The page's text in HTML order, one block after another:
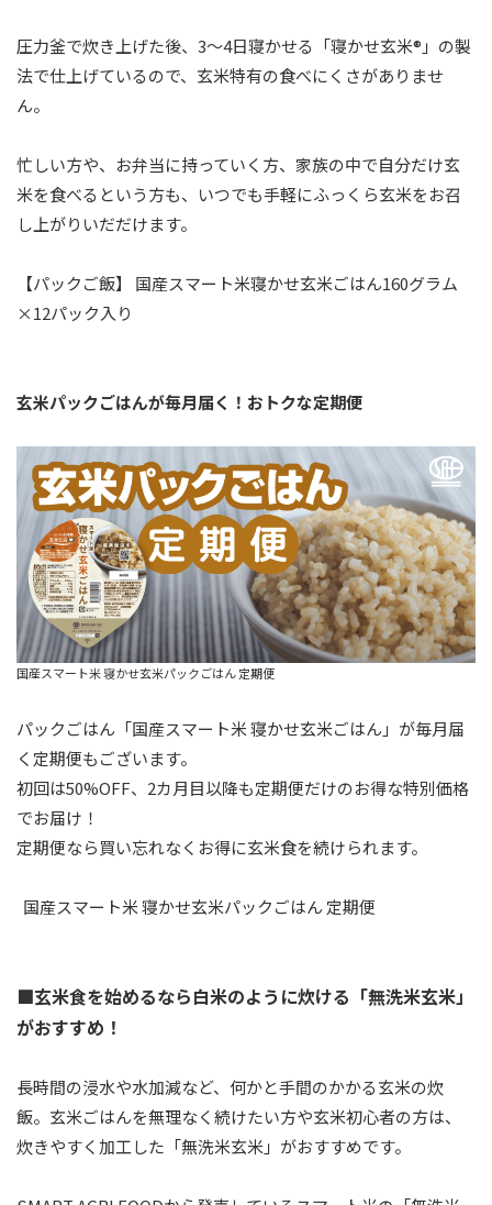
圧力釜で炊き上げた後、3～4日寝かせる「寝かせ玄米®」の製
法で仕上げているので、玄米特有の食べにくさがありませ
ん。
忙しい方や、お弁当に持っていく方、家族の中で自分だけ玄
米を食べるという方も、いつでも手軽にふっくら玄米をお召
し上がりいだだけます。
【パックご飯】 国産スマート米寝かせ玄米ごはん160グラム
×12パック入り
玄米パックごはんが毎月届く！おトクな定期便
国産スマート米 寝かせ玄米パックごはん 定期便
パックごはん「国産スマート米 寝かせ玄米ごはん」が毎月届
く定期便もございます。
初回は50%OFF、2カ月目以降も定期便だけのお得な特別価格
でお届け！
定期便なら買い忘れなくお得に玄米食を続けられます。
国産スマート米 寝かせ玄米パックごはん 定期便
■玄米食を始めるなら白米のように炊ける「無洗米玄米」
がおすすめ！
長時間の浸水や水加減など、何かと手間のかかる玄米の炊
飯。玄米ごはんを無理なく続けたい方や玄米初心者の方は、
炊きやすく加工した「無洗米玄米」がおすすめです。